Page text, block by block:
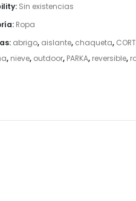
Sin existencias
Ropa
abrigo, aislante, chaqueta,
, nieve, outdoor, PARKA, reversible,